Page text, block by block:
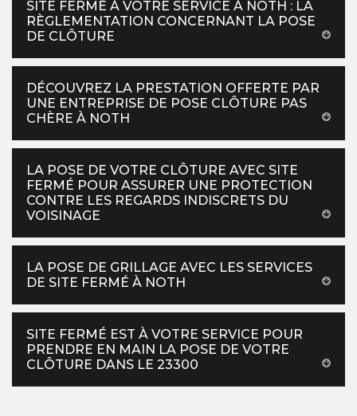
SITE FERMÉ À VOTRE SERVICE À NOTH : LA
RÈGLEMENTATION CONCERNANT LA POSE
DE CLÔTURE
DÉCOUVREZ LA PRESTATION OFFERTE PAR
UNE ENTREPRISE DE POSE CLÔTURE PAS
CHÈRE À NOTH
LA POSE DE VOTRE CLÔTURE AVEC SITE
FERMÉ POUR ASSURER UNE PROTECTION
CONTRE LES REGARDS INDISCRETS DU
VOISINAGE
LA POSE DE GRILLAGE AVEC LES SERVICES
DE SITE FERMÉ À NOTH
SITE FERMÉ EST À VOTRE SERVICE POUR
PRENDRE EN MAIN LA POSE DE VOTRE
CLÔTURE DANS LE 23300